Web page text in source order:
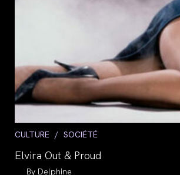
Post
CULTURE / SOCIÉTÉ
Elvira Out & Proud
Auteur/autrice
Delphine